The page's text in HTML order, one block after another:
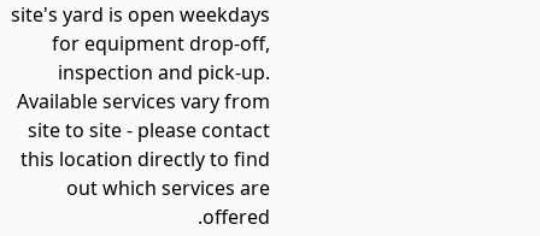
site's yard is open weekdays
for equipment drop-off,
inspection and pick-up.
Available services vary from
site to site - please contact
this location directly to find
out which services are
offered.